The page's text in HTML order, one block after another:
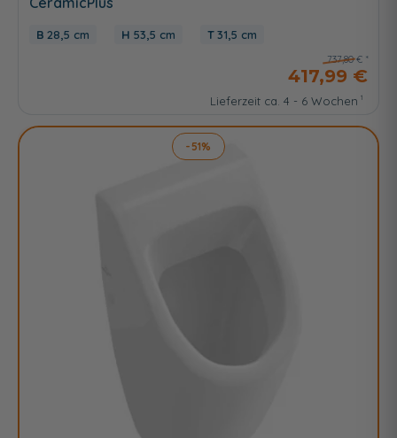
28,5 cm 53,5 cm 31,5 cm
737,80 €
417,99 €
Lieferzeit ca. 4 - 6 Wochen
-51%